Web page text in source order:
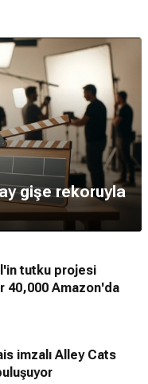
gişe rekoruyla
tutku projesi
40,000 Amazon'da
imzalı Alley Cats